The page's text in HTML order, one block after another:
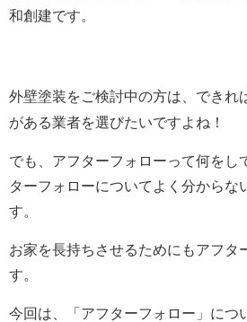
和創建です。
外壁塗装をご検討中の方は、できれ
がある業者を選びたいですよね！
でも、アフターフォローって何をし
ターフォローについてよく分からな
す。
お家を長持ちさせるためにもアフタ
す。
今回は、「アフターフォロー」につ